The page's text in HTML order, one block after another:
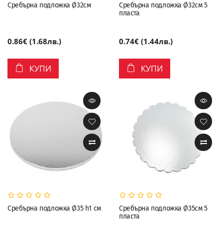
Сребърна подложка Ø32см
0.86€ (1.68лв.)
КУПИ
Сребърна подложка Ø32см 5
пласта
0.74€ (1.44лв.)
КУПИ
Сребърна подложка Ø35 h1 см
Сребърна подложка Ø35см 5
пласта